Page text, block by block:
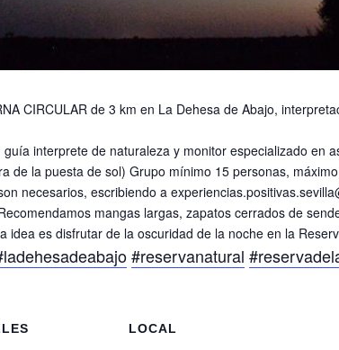
CIRCULAR de 3 km en La Dehesa de Abajo,
interprete de naturaleza y monitor especializado en
de la puesta de sol) Grupo mínimo 15 personas,
necesarios, escribiendo a
mangas largas, zapatos cerrados de
idea es disfrutar de la oscuridad de la noche en la
#reservanatural
LOCAL